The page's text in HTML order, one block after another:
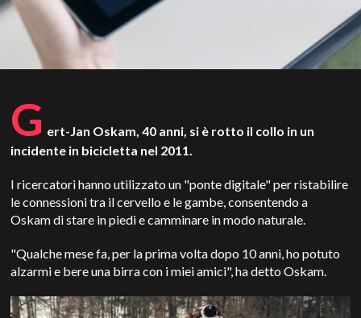
G ert-Jan Oskam, 40 anni, si è rotto il collo in un
incidente in bicicletta nel 2011.
I ricercatori hanno utilizzato un "ponte digitale" per ristabilire
le connessioni tra il cervello e le gambe, consentendo a
Oskam di stare in piedi e camminare in modo naturale.
"Qualche mese fa, per la prima volta dopo 10 anni, ho potuto
alzarmi e bere una birra con i miei amici", ha detto Oskam.